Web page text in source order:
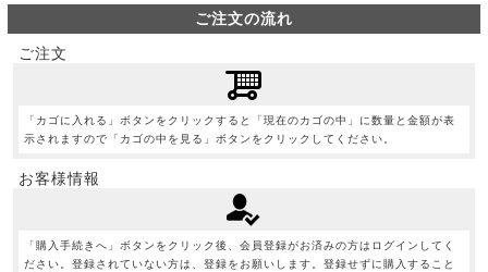
ご注文の流れ
ご注文
「カゴに入れる」ボタンをクリックすると「現在のカゴの中」に数量と金額が表
示されますので「カゴの中を見る」ボタンをクリックしてください。
お客様情報
「購入手続きへ」ボタンをクリック後、会員登録がお済みの方はログインしてく
ださい。登録されていない方は、登録をお願いします。登録せずに購入すること